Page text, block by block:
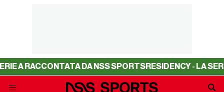
DA NSS SPORTSRESIDENCY - LA SERIE A